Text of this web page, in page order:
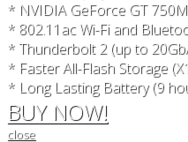
* NVIDIA GeForce GT
* 802.11ac Wi-Fi and
* Thunderbolt 2 (up to
* Faster All-Flash Storage
* Long Lasting Battery (9
BUY NOW!
close